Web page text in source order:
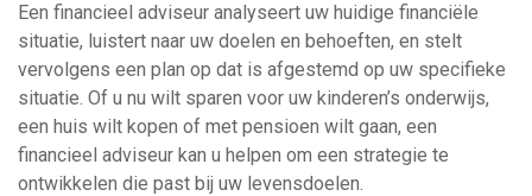
Een financieel adviseur analyseert uw huidige financiële
situatie, luistert naar uw doelen en behoeften, en stelt
vervolgens een plan op dat is afgestemd op uw specifieke
situatie. Of u nu wilt sparen voor uw kinderen’s onderwijs,
een huis wilt kopen of met pensioen wilt gaan, een
financieel adviseur kan u helpen om een strategie te
ontwikkelen die past bij uw levensdoelen.